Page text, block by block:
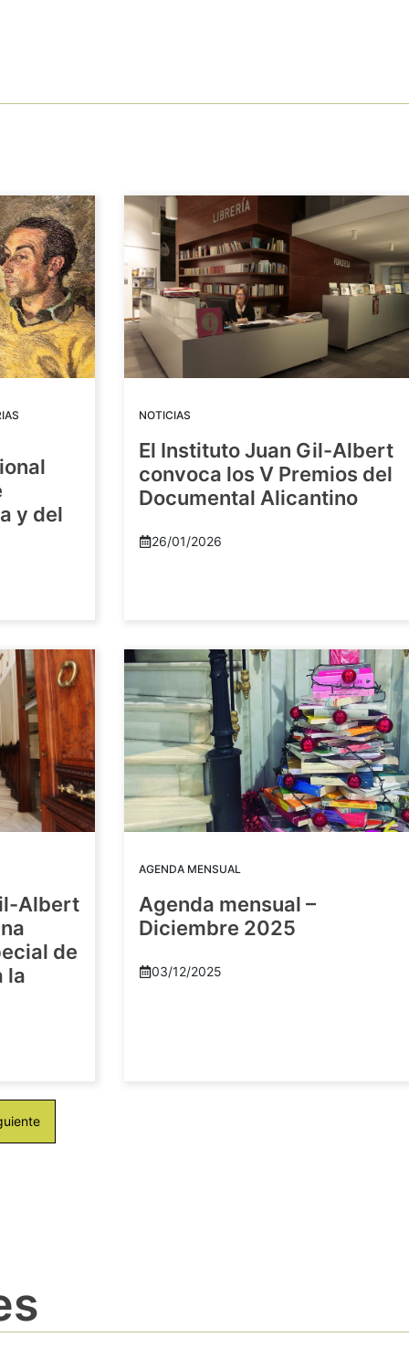
y del
NOTICIAS
El Instituto Juan Gil-Albert
convoca los V Premios del
Documental Alicantino
26/01/2026
Albert
de
la
AGENDA MENSUAL
Agenda mensual –
Diciembre 2025
03/12/2025